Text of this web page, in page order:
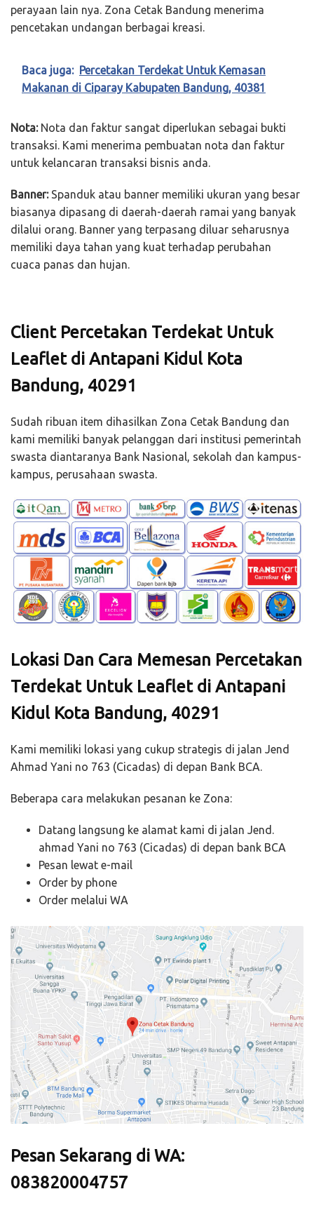
perayaan lain nya. Zona Cetak Bandung menerima
pencetakan undangan berbagai kreasi.
Baca juga:
Percetakan Terdekat Untuk Kemasan
Makanan di Ciparay Kabupaten Bandung, 40381
Nota:Nota dan faktur sangat diperlukan sebagai bukti
transaksi. Kami menerima pembuatan nota dan faktur
untuk kelancaran transaksi bisnis anda.
Banner:Spanduk atau banner memiliki ukuran yang besar
biasanya dipasang di daerah-daerah ramai yang banyak
dilalui orang. Banner yang terpasang diluar seharusnya
memiliki daya tahan yang kuat terhadap perubahan
cuaca panas dan hujan.
Client Percetakan Terdekat Untuk
Leaflet di Antapani Kidul Kota
Bandung, 40291
Sudah ribuan item dihasilkan Zona Cetak Bandung dan
kami memiliki banyak pelanggan dari institusi pemerintah
swasta diantaranya Bank Nasional, sekolah dan kampus-
kampus, perusahaan swasta.
Lokasi Dan Cara Memesan Percetakan
Terdekat Untuk Leaflet di Antapani
Kidul Kota Bandung, 40291
Kami memiliki lokasi yang cukup strategis di jalan Jend
Ahmad Yani no 763 (Cicadas) di depan Bank BCA.
Beberapa cara melakukan pesanan ke Zona:
Datang langsung ke alamat kami di jalan Jend.
ahmad Yani no 763 (Cicadas) di depan bank BCA
Pesan lewat e-mail
Order by phone
Order melalui WA
Pesan Sekarang di WA:
083820004757